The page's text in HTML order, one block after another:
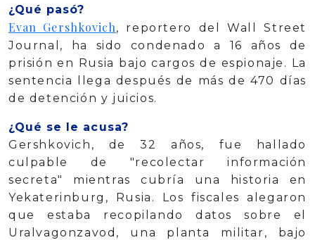
¿Qué pasó?
Evan Gershkovich, reportero del Wall Street
Journal, ha sido condenado a 16 años de
prisión en Rusia bajo cargos de espionaje. La
sentencia llega después de más de 470 días
de detención y juicios.
¿Qué se le acusa?
Gershkovich, de 32 años, fue hallado
culpable de "recolectar información
secreta" mientras cubría una historia en
Yekaterinburg, Rusia. Los fiscales alegaron
que estaba recopilando datos sobre el
Uralvagonzavod, una planta militar, bajo